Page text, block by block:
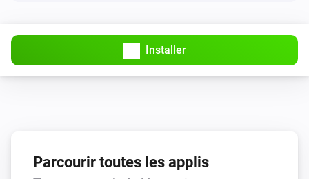
Installer
Parcourir toutes les applis